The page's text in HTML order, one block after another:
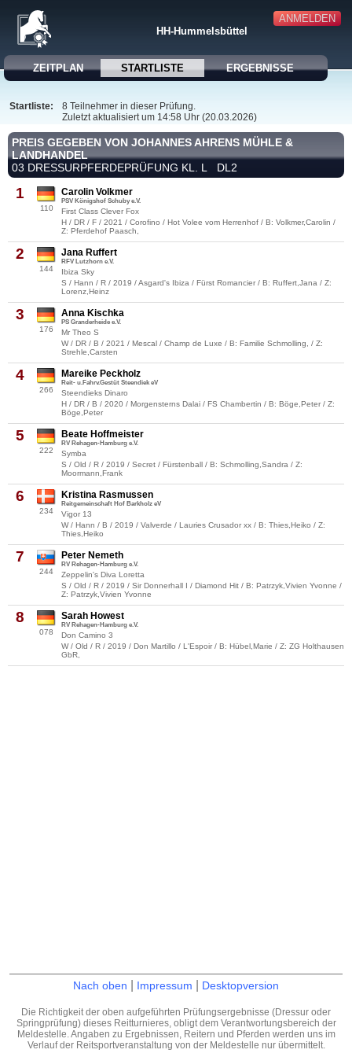
ANMELDEN
HH-Hummelsbüttel
ZEITPLAN STARTLISTE ERGEBNISSE
Startliste:
8 Teilnehmer in dieser Prüfung.
Zuletzt aktualisiert um 14:58 Uhr (20.03.2026)
PREIS GEGEBEN VON JOHANNES AHRENS MÜHLE &
LANDHANDEL
03 DRESSURPFERDEPRÜFUNG KL. L DL2
1
110
Carolin Volkmer
PSV Königshof Schuby e.V.
First Class Clever Fox
H / DR / F / 2021 / Corofino / Hot Volee vom Herrenhof / B: Volkmer,Carolin /
Z: Pferdehof Paasch,
2
144
Jana Ruffert
RFV Lutzhorn e.V.
Ibiza Sky
S / Hann / R / 2019 / Asgard's Ibiza / Fürst Romancier / B: Ruffert,Jana / Z:
Lorenz,Heinz
3
176
Anna Kischka
PS Granderheide e.V.
Mr Theo S
W / DR / B / 2021 / Mescal / Champ de Luxe / B: Familie Schmolling, / Z:
Strehle,Carsten
4
266
Mareike Peckholz
Reit- u.Fahrv.Gestüt Steendiek eV
Steendieks Dinaro
H / DR / B / 2020 / Morgensterns Dalai / FS Chambertin / B: Böge,Peter / Z:
Böge,Peter
5
222
Beate Hoffmeister
RV Rehagen-Hamburg e.V.
Symba
S / Old / R / 2019 / Secret / Fürstenball / B: Schmolling,Sandra / Z:
Moormann,Frank
6
234
Kristina Rasmussen
Reitgemeinschaft Hof Barkholz eV
Vigor 13
W / Hann / B / 2019 / Valverde / Lauries Crusador xx / B: Thies,Heiko / Z:
Thies,Heiko
7
244
Peter Nemeth
RV Rehagen-Hamburg e.V.
Zeppelin's Diva Loretta
S / Old / R / 2019 / Sir Donnerhall I / Diamond Hit / B: Patrzyk,Vivien Yvonne /
Z: Patrzyk,Vivien Yvonne
8
078
Sarah Howest
RV Rehagen-Hamburg e.V.
Don Camino 3
W / Old / R / 2019 / Don Martillo / L'Espoir / B: Hübel,Marie / Z: ZG Holthausen
GbR,
Nach oben Impressum Desktopversion
Die Richtigkeit der oben aufgeführten Prüfungsergebnisse (Dressur oder
Springprüfung) dieses Reitturnieres, obligt dem Verantwortungsbereich der
Meldestelle. Angaben zu Ergebnissen, Reitern und Pferden werden uns im
Verlauf der Reitsportveranstaltung von der Meldestelle nur übermittelt.